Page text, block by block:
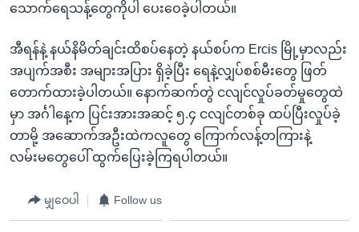
သောက်ရေသန့်တွေကိုပါ ပေးဝေခဲ့ပါတယ်။
အီရန်နဲ့ နယ်နိမိတ်ချင်းထိစပ်နေတဲ့ နယ်စပ်က Ercis မြို့မှာလည်း
အပျက်အစီး အများအပြား ရှိခဲ့ပြီး ရေနဲ့လျှပ်စစ်မီးတွေ ဖြတ်
တောက်ထားခဲ့ပါတယ်။ နောက်ဆက်တွဲ ငလျင်လှုပ်ခတ်မှုတွေထဲ
မှာ အင်္ဂါနေ့က ပြင်းအားအဆင့် ၅.၄ ငလျင်တစ်ခု ထပ်ပြီးလှုပ်ခဲ့
တာမို့ အဆောက်အဦးထဲကလူတွေ ကြောက်လန့်တကြားနဲ့
လမ်းမတွေပေါ် ထွက်ပြေးခဲ့ကြရပါတယ်။
မျှဝေပါ Follow us